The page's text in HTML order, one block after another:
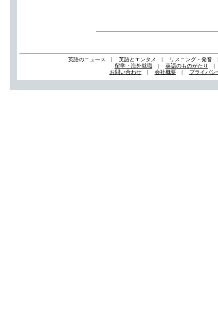
英語のニュース | 英語とエンタメ | リスニング・発音
留学・海外就職| 英語のものがたり
お問い合わせ| 会社概要| プライバシ